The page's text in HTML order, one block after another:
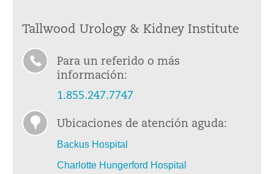
Tallwood Urology & Kidney Institute
Para un referido o más
información:
1.855.247.7747
Ubicaciones de atención aguda:
Backus Hospital
Charlotte Hungerford Hospital